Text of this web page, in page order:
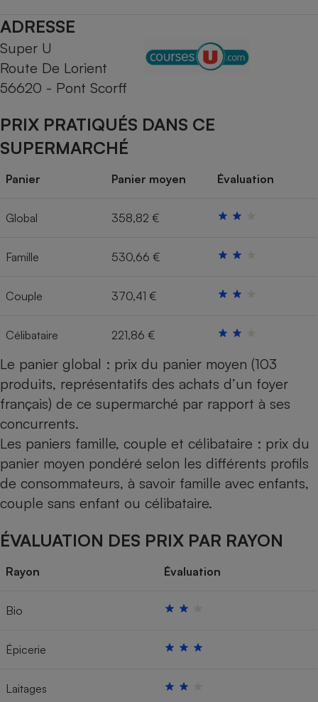
ADRESSE
Super U
Route De Lorient
56620 - Pont Scorff
PRIX PRATIQUÉS DANS CE
SUPERMARCHÉ
Panier Panier moyen Évaluation
Global 358,82 €
Famille 530,66 €
Couple 370,41 €
Célibataire 221,86 €
Le panier global : prix du panier moyen (103
produits, représentatifs des achats d’un foyer
français) de ce supermarché par rapport à ses
concurrents.
Les paniers famille, couple et célibataire : prix du
panier moyen pondéré selon les différents profils
de consommateurs, à savoir famille avec enfants,
couple sans enfant ou célibataire.
ÉVALUATION DES PRIX PAR RAYON
Rayon Évaluation
Bio
Épicerie
Laitages
Cafetière à expressos